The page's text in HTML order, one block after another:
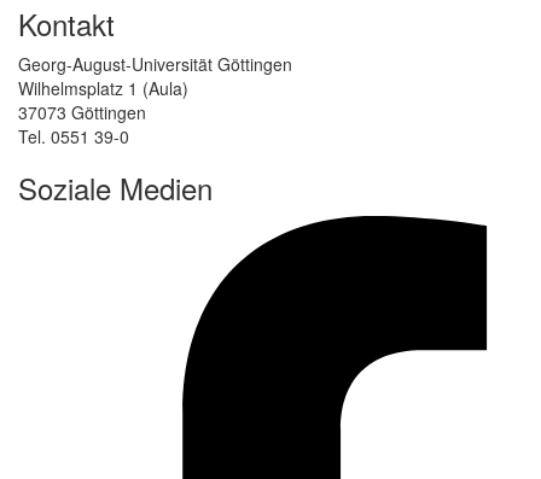
Kontakt
Georg-August-Universität Göttingen
Wilhelmsplatz 1 (Aula)
37073 Göttingen
Tel. 0551 39-0
Soziale Medien